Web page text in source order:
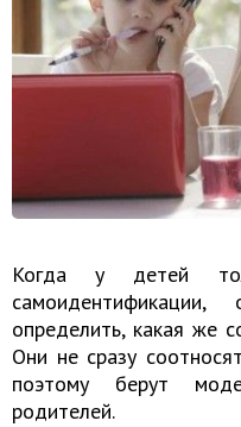
Когда у детей
определить, какая же
Они не сразу
поэтому берут
родителей.